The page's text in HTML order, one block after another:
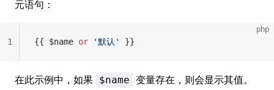
元语句：
php
{{ $name or '默认' }}
1
在此示例中，如果 $name 变量存在，则会显示其值。